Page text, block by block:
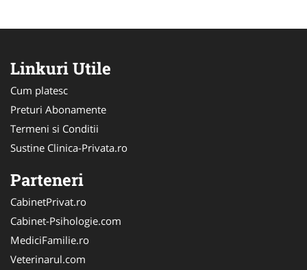
Linkuri Utile
Cum platesc
Preturi Abonamente
Termeni si Conditii
Sustine Clinica-Privata.ro
Parteneri
CabinetPrivat.ro
Cabinet-Psihologie.com
MediciFamilie.ro
Veterinarul.com